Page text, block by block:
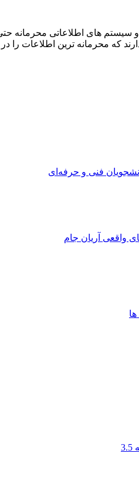
سایت‌ ها و سیستم‌ های اطلاعاتی
دارند که محرمانه ترین
فنی و حرفه‌ای
واقعی آریان جام